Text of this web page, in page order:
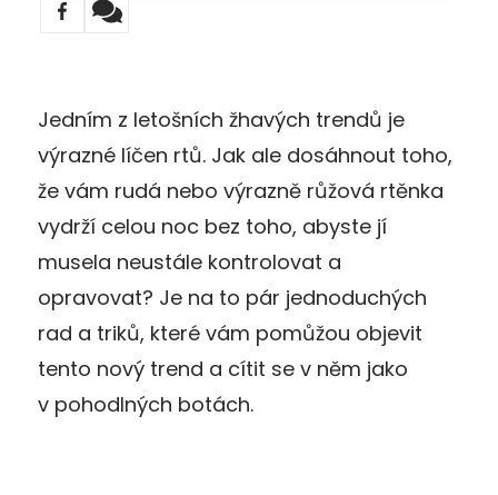
Jedním z letošních žhavých trendů je
výrazné líčen rtů. Jak ale dosáhnout toho,
že vám rudá nebo výrazně růžová rtěnka
vydrží celou noc bez toho, abyste jí
musela neustále kontrolovat a
opravovat? Je na to pár jednoduchých
rad a triků, které vám pomůžou objevit
tento nový trend a cítit se v něm jako
v pohodlných botách.